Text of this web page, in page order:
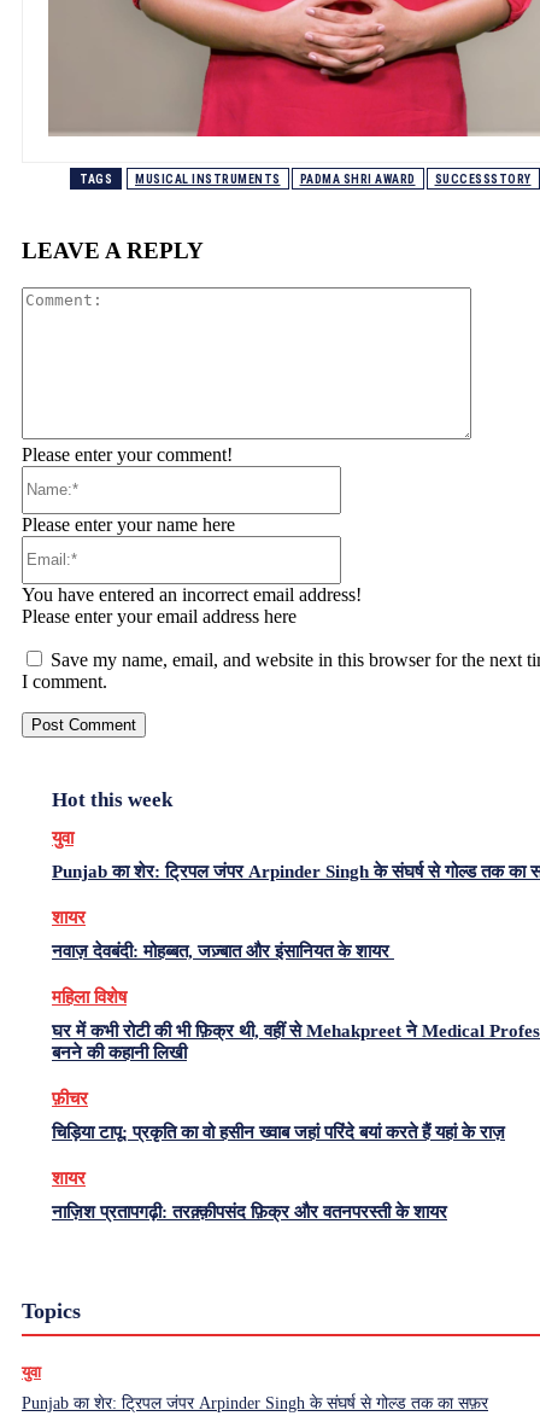
TAGS MUSICAL INSTRUMENTS PADMA SHRI AWARD SUCCESSSTORY
LEAVE A REPLY
Please enter your comment!
Please enter your name here
You have entered an incorrect email address!
Please enter your email address here
Save my name, email, and website in this browser for the next
I comment.
Hot this week
युवा
Punjab का शेर: ट्रिपल जंपर Arpinder Singh के संघर्ष से गोल्ड तक का
शायर
नवाज़ देवबंदी: मोहब्बत, जज़्बात और इंसानियत के शायर
महिला विशेष
घर में कभी रोटी की भी फ़िक्र थी, वहीं से Mehakpreet ने Medical
बनने की कहानी लिखी
फ़ीचर
चिड़िया टापू: प्रकृति का वो हसीन ख्वाब जहां परिंदे बयां करते हैं यहां के राज़
शायर
नाज़िश प्रतापगढ़ी: तरक़्क़ीपसंद फ़िक्र और वतनपरस्ती के शायर
Topics
युवा
Punjab का शेर: ट्रिपल जंपर Arpinder Singh के संघर्ष से गोल्ड तक का सफ़र